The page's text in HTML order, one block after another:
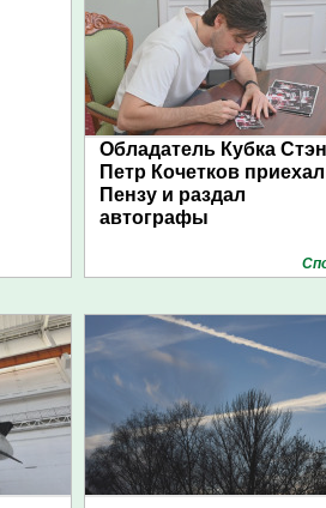
Обладатель Кубка
Петр Кочетков
Пензу и раздал
автографы